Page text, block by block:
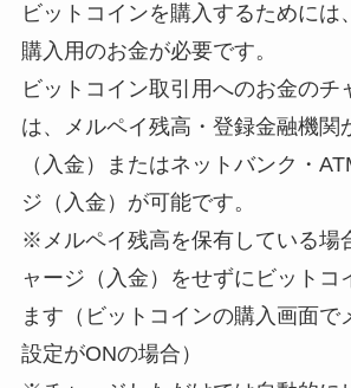
ビットコインを購入するためには
購入用のお金が必要です。
ビットコイン取引用へのお金のチ
は、メルペイ残高・登録金融機関
（入金）またはネットバンク・
ジ（入金）が可能です。
※メルペイ残高を保有している場
ャージ（入金）をせずにビットコ
ます（ ビットコインの購入画面で
設定がONの場合 ）